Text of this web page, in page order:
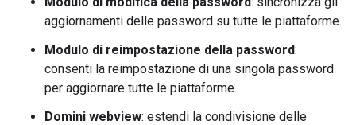
aggiornamenti delle password su tutte le piattaforme.
Modulo di reimpostazione della password:
consenti la reimpostazione di una singola password
per aggiornare tutte le piattaforme.
Domini webview: estendi la condivisione delle